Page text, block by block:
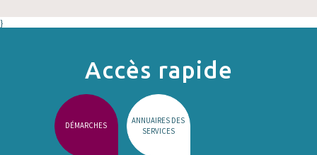
}
Accès rapide
DÉMARCHES
ANNUAIRES DES
SERVICES